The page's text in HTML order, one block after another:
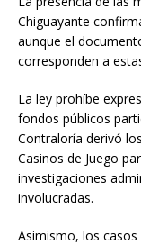
Chiguayante
aunque el
corresponden a
La ley prohíbe
fondos públicos
Contraloría derivó
Casinos de Juego
investigaciones
involucradas.
Asimismo, los